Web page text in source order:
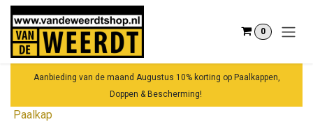
Overslaan naar inhoud
0
Aanbieding van de maand Augustus 10% korting op Paalkappen,
Doppen & Bescherming!
Paalkap